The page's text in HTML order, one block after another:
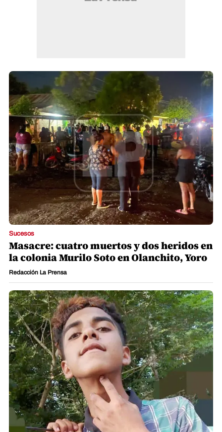
Sucesos
Masacre: cuatro muertos y dos heridos en
la colonia Murilo Soto en Olanchito, Yoro
Redacción La Prensa